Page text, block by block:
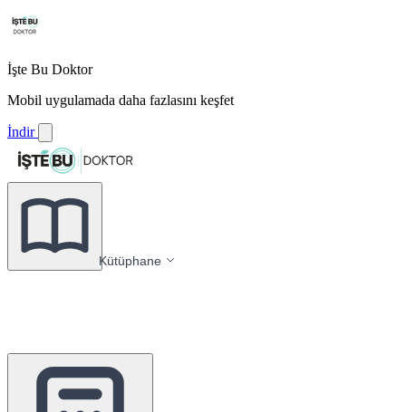
İşte Bu Doktor
Mobil uygulamada daha fazlasını keşfet
İndir
Kütüphane